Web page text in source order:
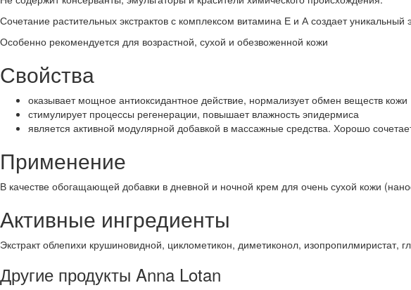
Сочетание растительных экстрактов с комплексом витамина Е и А создает
Особенно рекомендуется для возрастной, сухой и обезвоженной кожи
Свойства
оказывает мощное антиоксидантное действие, нормализует обмен веществ кожи
стимулирует процессы регенерации, повышает влажность эпидермиса
является активной модулярной добавкой в массажные средства. Хорошо
Применение
В качестве обогащающей добавки в дневной и ночной крем для очень сухой кожи
Активные ингредиенты
Экстракт облепихи крушиновидной, циклометикон, диметиконол,
Другие продукты Anna Lotan